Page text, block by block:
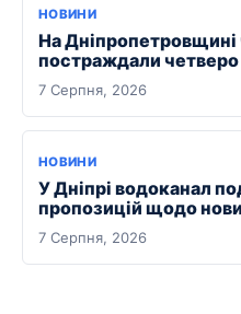
НОВИНИ
На Дніпропетровщині
постраждали
7 Серпня, 2026
НОВИНИ
У Дніпрі водоканал
пропозицій щодо
7 Серпня, 2026